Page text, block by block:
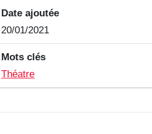
Date ajoutée
20/01/2021
Mots clés
Théatre